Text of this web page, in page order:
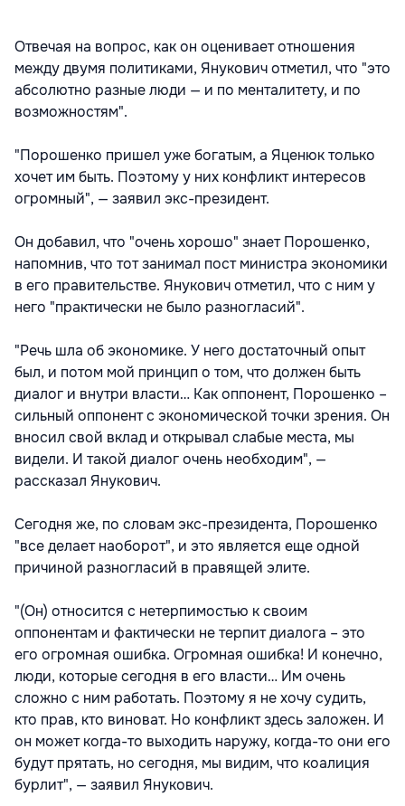
Отвечая на вопрос, как он оценивает отношения
между двумя политиками, Янукович отметил, что "это
абсолютно разные люди — и по менталитету, и по
возможностям".
"Порошенко пришел уже богатым, а Яценюк только
хочет им быть. Поэтому у них конфликт интересов
огромный", — заявил экс-президент.
Он добавил, что "очень хорошо" знает Порошенко,
напомнив, что тот занимал пост министра экономики
в его правительстве. Янукович отметил, что с ним у
него "практически не было разногласий".
"Речь шла об экономике. У него достаточный опыт
был, и потом мой принцип о том, что должен быть
диалог и внутри власти… Как оппонент, Порошенко –
сильный оппонент с экономической точки зрения. Он
вносил свой вклад и открывал слабые места, мы
видели. И такой диалог очень необходим", —
рассказал Янукович.
Сегодня же, по словам экс-президента, Порошенко
"все делает наоборот", и это является еще одной
причиной разногласий в правящей элите.
"(Он) относится с нетерпимостью к своим
оппонентам и фактически не терпит диалога – это
его огромная ошибка. Огромная ошибка! И конечно,
люди, которые сегодня в его власти… Им очень
сложно с ним работать. Поэтому я не хочу судить,
кто прав, кто виноват. Но конфликт здесь заложен. И
он может когда-то выходить наружу, когда-то они его
будут прятать, но сегодня, мы видим, что коалиция
бурлит", — заявил Янукович.